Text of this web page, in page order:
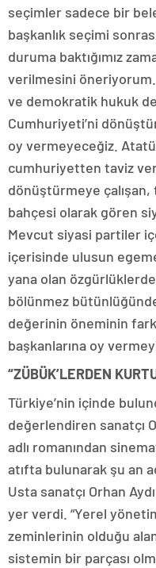
seçimler sadece bir
başkanlık seçimi
duruma baktığımız
verilmesini
ve demokratik hukuk
Cumhuriyeti’ni
oy vermeyeceğiz.
cumhuriyetten taviz
dönüştürmeye
bahçesi olarak gören
Mevcut siyasi partiler
içerisinde ulusun
yana olan
bölünmez
değerinin öneminin
başkanlarına oy
“ZÜBÜK’LERDEN
Türkiye’nin içinde
değerlendiren sanatçı
adlı romanından
atıfta bulunarak şu an
Usta sanatçı Orhan
yer verdi. “Yerel
zeminlerinin olduğu
sistemin bir parçası